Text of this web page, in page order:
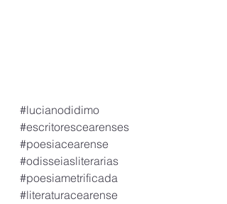
#lucianodidimo
#escritorescearenses
#poesiacearense
#odisseiasliterarias
#poesiametrificada
#literaturacearense